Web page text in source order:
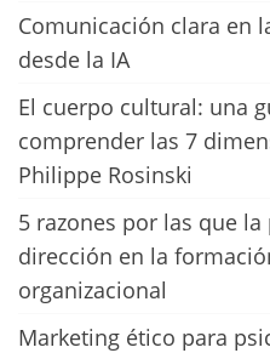
Comunicación clara en
desde la IA
El cuerpo cultural: una
comprender las 7
Philippe Rosinski
5 razones por las que
dirección en la
organizacional
Marketing ético para